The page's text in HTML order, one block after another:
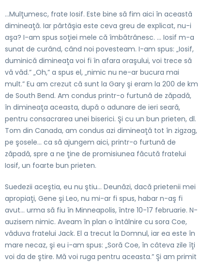
…Mulţumesc, frate Iosif. Este bine să fim aici în această
dimineaţă. Iar părtăşia este ceva greu de explicat, nu-i
aşa? I-am spus soţiei mele că îmbătrânesc. … Iosif m-a
sunat de curând, când noi povesteam. I-am spus: „Iosif,
duminică dimineaţa voi fi în afara oraşului, voi trece să
vă văd.” „Oh,” a spus el, „nimic nu ne-ar bucura mai
mult.” Eu am crezut că sunt la Gary şi eram la 200 de km
de South Bend. Am condus printr-o furtună de zăpadă,
în dimineaţa aceasta, după o adunare de ieri seară,
pentru consacrarea unei biserici. Şi cu un bun prieten, dl.
Tom din Canada, am condus azi dimineaţă tot în zigzag,
pe şosele... ca să ajungem aici, printr-o furtună de
zăpadă, spre a ne ţine de promisiunea făcută fratelui
Iosif, un foarte bun prieten.
Suedezii aceştia, eu nu ştiu... Deunăzi, dacă prietenii mei
apropiaţi, Gene şi Leo, nu mi-ar fi spus, habar n-aş fi
avut... urma să fiu în Minneapolis, între 10-17 februarie. N-
auzisem nimic. Aveam în plan o întâlnire cu sora Coe,
văduva fratelui Jack. El a trecut la Domnul, iar ea este în
mare necaz, şi eu i-am spus: „Soră Coe, în câteva zile îţi
voi da de ştire. Mă voi ruga pentru aceasta.” Şi am primit